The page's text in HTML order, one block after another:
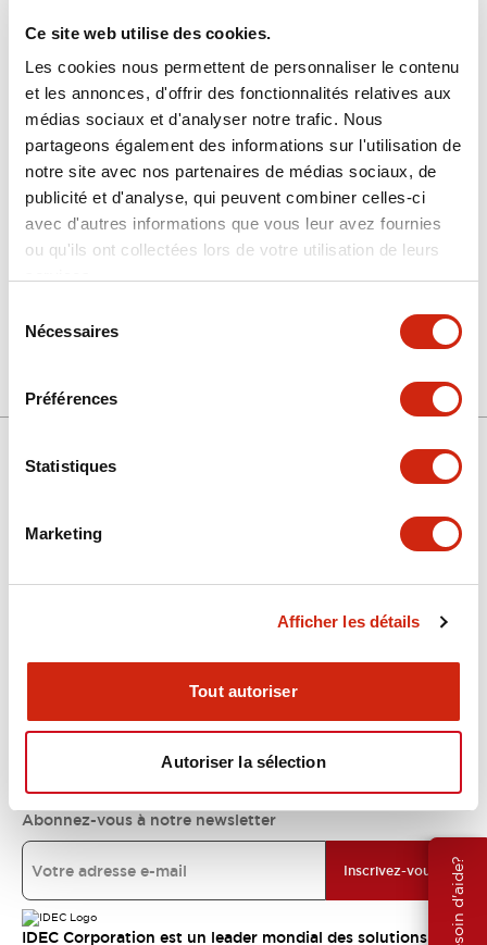
Ce site web utilise des cookies.
Les cookies nous permettent de personnaliser le contenu
et les annonces, d'offrir des fonctionnalités relatives aux
médias sociaux et d'analyser notre trafic. Nous
partageons également des informations sur l'utilisation de
notre site avec nos partenaires de médias sociaux, de
publicité et d'analyse, qui peuvent combiner celles-ci
avec d'autres informations que vous leur avez fournies
ou qu'ils ont collectées lors de votre utilisation de leurs
Nécessaires
Préférences
Statistiques
Marketing
Afficher les détails
Tout autoriser
Autoriser la sélection
Besoin d'aide?
HG9Z-PS1
Dragonne
Ressources et documents
À propos d’IDEC
Engagements IDEC
Abonnez-vous à notre newsletter
Inscrivez-vous
IDEC Corporation est un leader mondial des solutions